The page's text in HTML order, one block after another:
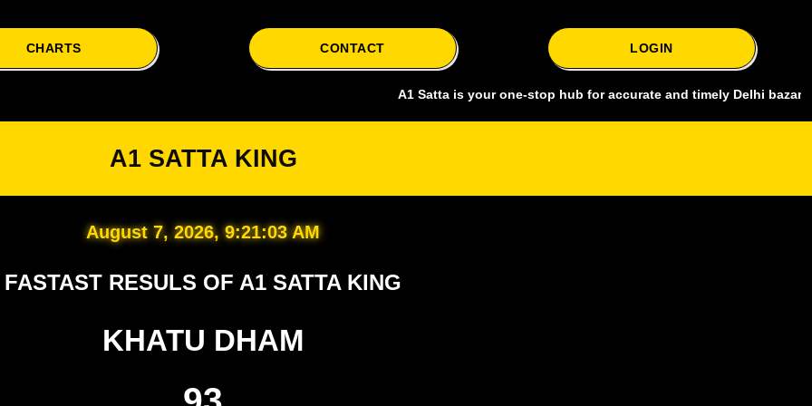
CHARTS CONTACT LOGIN
A1 Satta is your one-stop hub for accurate and timely Delhi bazar satta
A1 SATTA KING
August 7, 2026, 9:21:04 AM
FASTAST RESULS OF A1 SATTA KING
KHATU DHAM